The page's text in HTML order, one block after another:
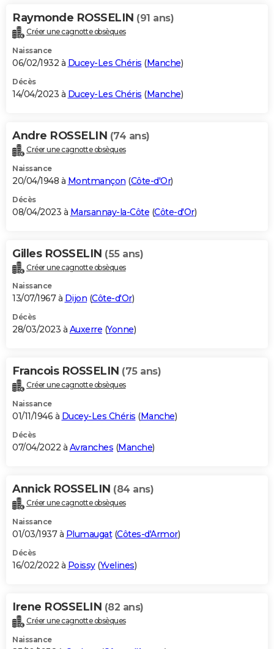
Raymonde ROSSELIN (91 ans)
Créer une cagnotte obsèques
Naissance
06/02/1932 à Ducey-Les Chéris (Manche)
Décès
14/04/2023 à Ducey-Les Chéris (Manche)
Andre ROSSELIN (74 ans)
Créer une cagnotte obsèques
Naissance
20/04/1948 à Montmançon (Côte-d'Or)
Décès
08/04/2023 à Marsannay-la-Côte (Côte-d'Or)
Gilles ROSSELIN (55 ans)
Créer une cagnotte obsèques
Naissance
13/07/1967 à Dijon (Côte-d'Or)
Décès
28/03/2023 à Auxerre (Yonne)
Francois ROSSELIN (75 ans)
Créer une cagnotte obsèques
Naissance
01/11/1946 à Ducey-Les Chéris (Manche)
Décès
07/04/2022 à Avranches (Manche)
Annick ROSSELIN (84 ans)
Créer une cagnotte obsèques
Naissance
01/03/1937 à Plumaugat(Côtes-d'Armor)
Décès
16/02/2022 à Poissy(Yvelines)
Irene ROSSELIN (82 ans)
Créer une cagnotte obsèques
Naissance